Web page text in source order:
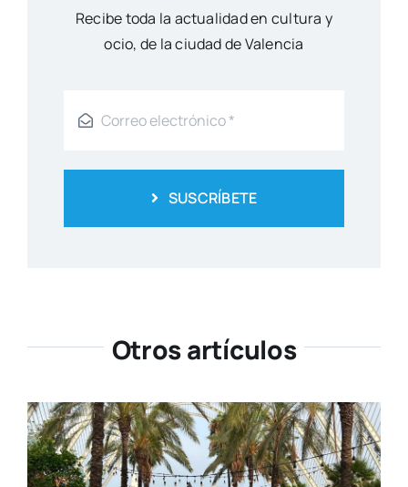
Reci­be toda la actua­li­dad en cul­tu­ra y
ocio, de la ciu­dad de Valen­cia
SUSCRÍBETE
Otros artículos